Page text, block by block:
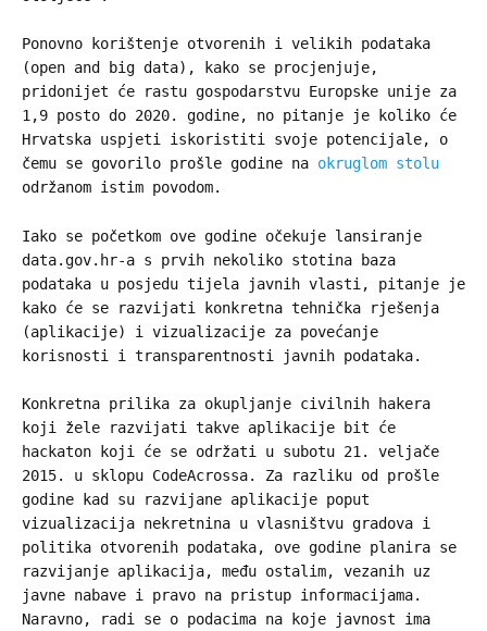
Ponovno korištenje otvorenih i velikih podataka
(open and big data), kako se procjenjuje,
pridonijet će rastu gospodarstvu Europske unije za
1,9 posto do 2020. godine, no pitanje je koliko će
Hrvatska uspjeti iskoristiti svoje potencijale, o
čemu se govorilo prošle godine na okruglom stolu
održanom istim povodom.
Iako se početkom ove godine očekuje lansiranje
data.gov.hr-a s prvih nekoliko stotina baza
podataka u posjedu tijela javnih vlasti, pitanje je
kako će se razvijati konkretna tehnička rješenja
(aplikacije) i vizualizacije za povećanje
korisnosti i transparentnosti javnih podataka.
Konkretna prilika za okupljanje civilnih hakera
koji žele razvijati takve aplikacije bit će
hackaton koji će se održati u subotu 21. veljače
2015. u sklopu CodeAcrossa. Za razliku od prošle
godine kad su razvijane aplikacije poput
vizualizacija nekretnina u vlasništvu gradova i
politika otvorenih podataka, ove godine planira se
razvijanje aplikacija, među ostalim, vezanih uz
javne nabave i pravo na pristup informacijama.
Naravno, radi se o podacima na koje javnost ima